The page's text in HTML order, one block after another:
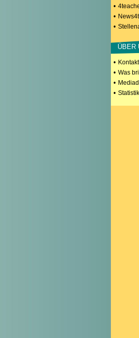
•
•
•
ÜBER
• Kontakt
• Was
•
• Statistik